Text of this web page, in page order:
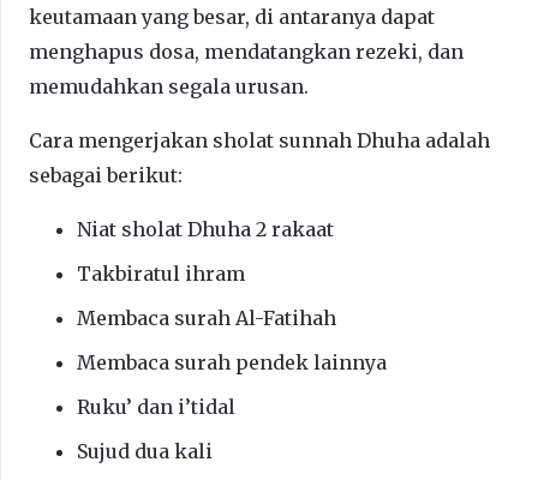
keutamaan yang besar, di antaranya dapat
menghapus dosa, mendatangkan rezeki, dan
memudahkan segala urusan.
Cara mengerjakan sholat sunnah Dhuha adalah
sebagai berikut:
Niat sholat Dhuha 2 rakaat
Takbiratul ihram
Membaca surah Al-Fatihah
Membaca surah pendek lainnya
Ruku’ dan i’tidal
Sujud dua kali